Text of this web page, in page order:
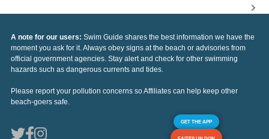
A note for our users: Swim Guide shares the best information we have the
moment you ask for it. Always obey signs at the beach or advisories from
official government agencies. Stay alert and check for other swimming
hazards such as dangerous currents and tides.
Please report your pollution concerns so Affiliates can help keep other
beach-goers safe.
GET THE APP